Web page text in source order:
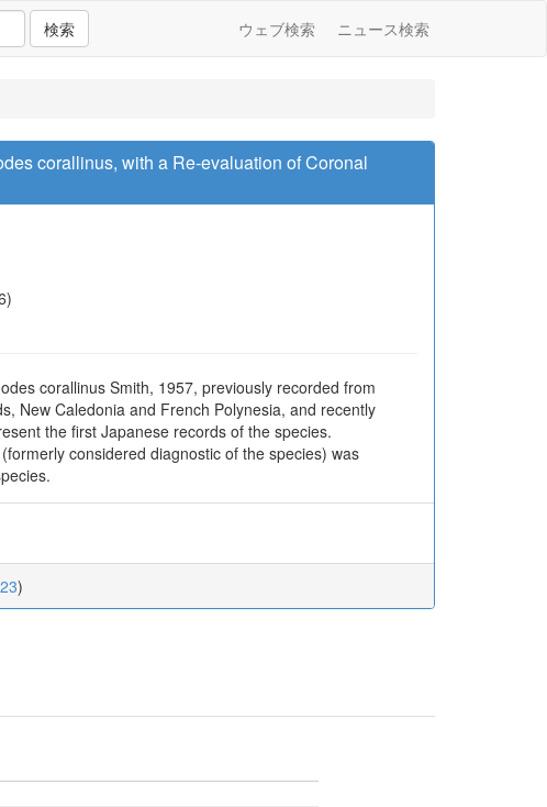
検索 ウェブ検索 ニュース検索
corallinus, with a Re-evaluation of Coronal
corallinus Smith, 1957, previously recorded from
New Caledonia and French Polynesia, and recently
the first Japanese records of the species.
considered diagnostic of the species) was
)